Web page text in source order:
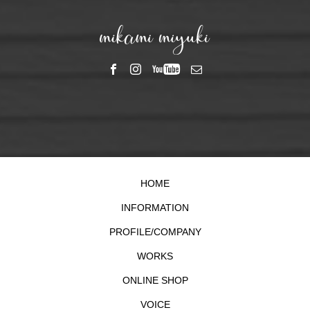
HOME
INFORMATION
PROFILE/COMPANY
WORKS
ONLINE SHOP
VOICE